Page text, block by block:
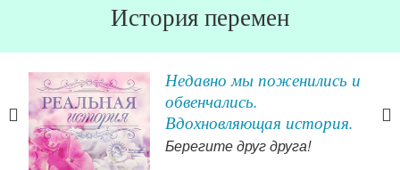
История перемен
Недавно мы поженились и
обвенчались.
Вдохновляющая история.
Берегите друг друга!